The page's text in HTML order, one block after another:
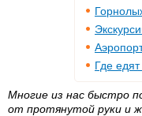
Где
Многие из нас быстро
от протянутой руки и